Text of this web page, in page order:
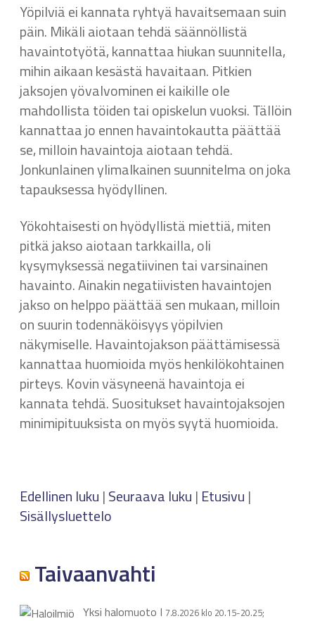
Yöpilviä ei kannata ryhtyä havaitsemaan suin
päin. Mikäli aiotaan tehdä säännöllistä
havaintotyötä, kannattaa hiukan suunnitella,
mihin aikaan kesästä havaitaan. Pitkien
jaksojen yövalvominen ei kaikille ole
mahdollista töiden tai opiskelun vuoksi. Tällöin
kannattaa jo ennen havaintokautta päättää
se, milloin havaintoja aiotaan tehdä.
Jonkunlainen ylimalkainen suunnitelma on joka
tapauksessa hyödyllinen.
Yökohtaisesti on hyödyllistä miettiä, miten
pitkä jakso aiotaan tarkkailla, oli
kysymyksessä negatiivinen tai varsinainen
havainto. Ainakin negatiivisten havaintojen
jakso on helppo päättää sen mukaan, milloin
on suurin todennäköisyys yöpilvien
näkymiselle. Havaintojakson päättämisessä
kannattaa huomioida myös henkilökohtainen
pirteys. Kovin väsyneenä havaintoja ei
kannata tehdä. Suositukset havaintojaksojen
minimipituuksista on myös syytä huomioida.
Edellinen luku |Seuraava luku | Etusivu |
Sisällysluettelo
Taivaanvahti
Yksi halomuoto I 7.8.2026 klo 20.15-20.25;